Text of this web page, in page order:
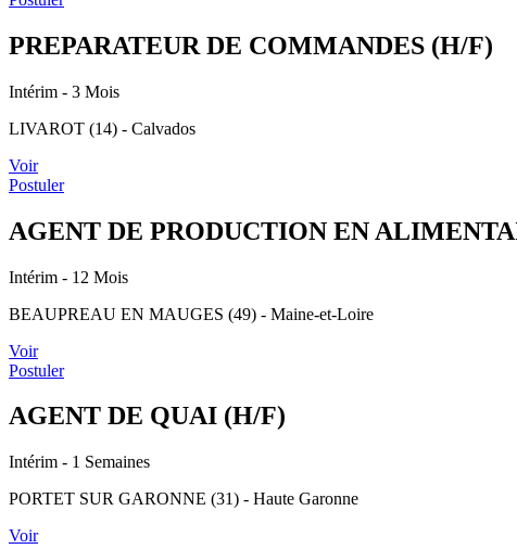
PREPARATEUR DE COMMANDES (H/F)
Intérim - 3 Mois
LIVAROT (14) - Calvados
Voir
Postuler
AGENT DE PRODUCTION EN
Intérim - 12 Mois
BEAUPREAU EN MAUGES (49) - Maine-et-Loire
Voir
Postuler
AGENT DE QUAI (H/F)
Intérim - 1 Semaines
PORTET SUR GARONNE (31) - Haute Garonne
Voir